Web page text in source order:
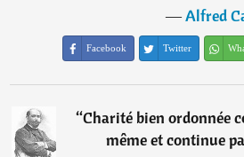
―Alfred
Facebook Twitter
“Charité bien ordonnée
même et continue